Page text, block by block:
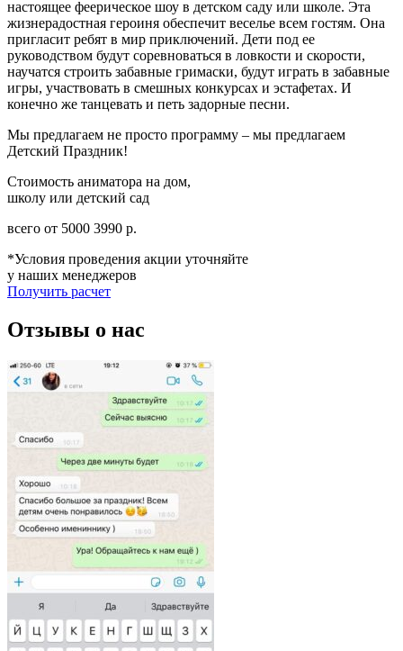
настоящее феерическое шоу в детском саду или школе. Эта
жизнерадостная героиня обеспечит веселье всем гостям. Она
пригласит ребят в мир приключений. Дети под ее
руководством будут соревноваться в ловкости и скорости,
научатся строить забавные гримаски, будут играть в забавные
игры, участвовать в смешных конкурсах и эстафетах. И
конечно же танцевать и петь задорные песни.
Мы предлагаем не просто программу – мы предлагаем
Детский Праздник!
Стоимость аниматора на дом,
школу или детский сад
всего от 5000 3990 р.
*Условия проведения акции уточняйте
у наших менеджеров
Получить расчет
Отзывы о нас